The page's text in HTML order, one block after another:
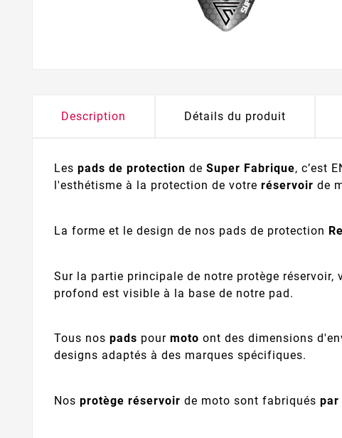
Description Détails du produit
Les pads de protection de Super Fabrique, c’est
l'esthétisme à la protection de votre réservoir de
La forme et le design de nos pads de protection
Sur la partie principale de notre protège
profond est visible à la base de notre pad.
Tous nos pads pour moto ont des dimensions
designs adaptés à des marques spécifiques.
Nos protège réservoir de moto sont fabriqués par